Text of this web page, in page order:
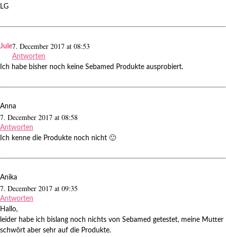
LG
Jule7. December 2017 at 08:53
Antworten
Ich habe bisher noch keine Sebamed Produkte ausprobiert.
Anna
7. December 2017 at 08:58
Antworten
Ich kenne die Produkte noch nicht 🙂
Anika
7. December 2017 at 09:35
Antworten
Hallo,
leider habe ich bislang noch nichts von Sebamed getestet, meine Mutter
schwört aber sehr auf die Produkte.